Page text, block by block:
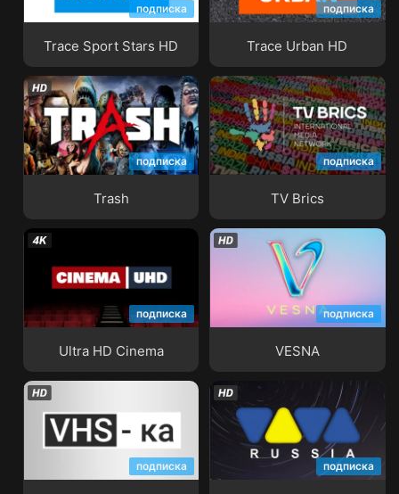
подписка
Trace Sport Stars HD
Trace Sport Stars HD
подписка
Trace Urban HD
Trace Urban HD
подписка
Trash
Trash
подписка
TV Brics
TV Brics
подписка
Ultra HD Cinema
Ultra HD Cinema
подписка
VESNA
подписка подписка
VIVA Russia